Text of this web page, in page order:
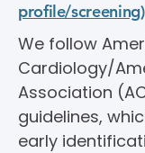
profile/screening)
We follow
Cardiology/
Association
guidelines,
early